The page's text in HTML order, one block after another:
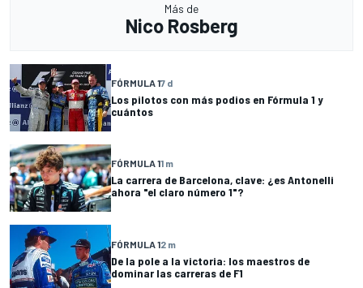
Más de
Nico Rosberg
FÓRMULA 17 d
Los pilotos con más podios en Fórmula 1 y
cuántos
FÓRMULA 11 m
La carrera de Barcelona, clave: ¿es Antonelli
ahora "el claro número 1"?
FÓRMULA 12 m
De la pole a la victoria: los maestros de
dominar las carreras de F1